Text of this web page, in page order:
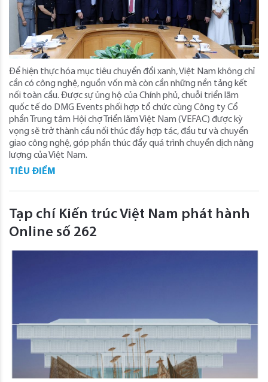
Để hiện thực hóa mục tiêu chuyển đổi xanh, Việt Nam không chỉ
cần có công nghệ, nguồn vốn mà còn cần những nền tảng kết
nối toàn cầu. Được sự ủng hộ của Chính phủ, chuỗi triển lãm
quốc tế do DMG Events phối hợp tổ chức cùng Công ty Cổ
phần Trung tâm Hội chợ Triển lãm Việt Nam (VEFAC) được kỳ
vọng sẽ trở thành cầu nối thúc đẩy hợp tác, đầu tư và chuyển
giao công nghệ, góp phần thúc đẩy quá trình chuyển dịch năng
lượng của Việt Nam.
TIÊU ĐIỂM
Tạp chí Kiến trúc Việt Nam phát hành
Online số 262